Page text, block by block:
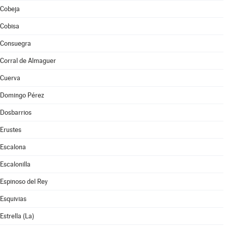
Cobeja
Cobisa
Consuegra
Corral de Almaguer
Cuerva
Domingo Pérez
Dosbarrios
Erustes
Escalona
Escalonilla
Espinoso del Rey
Esquivias
Estrella (La)